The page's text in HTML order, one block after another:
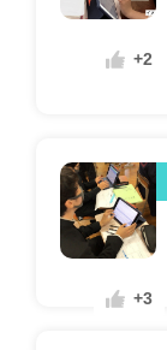
+2
+3